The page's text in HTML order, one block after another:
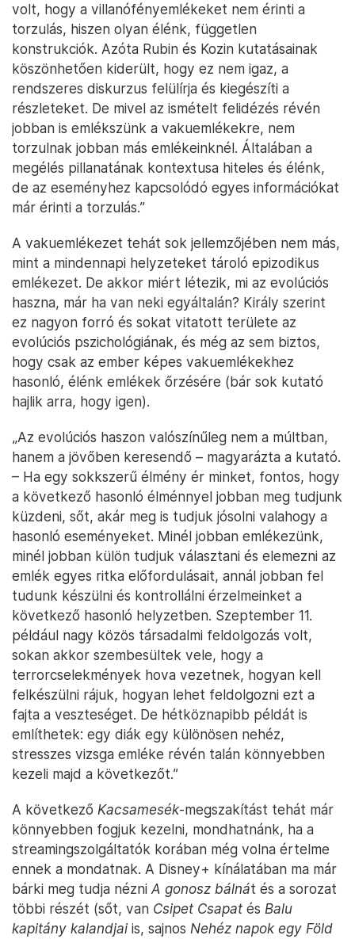
volt, hogy a villanófényemlékeket nem érinti a
torzulás, hiszen olyan élénk, független
konstrukciók. Azóta Rubin és Kozin kutatásainak
köszönhetően kiderült, hogy ez nem igaz, a
rendszeres diskurzus felülírja és kiegészíti a
részleteket. De mivel az ismételt felidézés révén
jobban is emlékszünk a vakuemlékekre, nem
torzulnak jobban más emlékeinknél. Általában a
megélés pillanatának kontextusa hiteles és élénk,
de az eseményhez kapcsolódó egyes információkat
már érinti a torzulás.”
A vakuemlékezet tehát sok jellemzőjében nem más,
mint a mindennapi helyzeteket tároló epizodikus
emlékezet. De akkor miért létezik, mi az evolúciós
haszna, már ha van neki egyáltalán? Király szerint
ez nagyon forró és sokat vitatott területe az
evolúciós pszichológiának, és még az sem biztos,
hogy csak az ember képes vakuemlékekhez
hasonló, élénk emlékek őrzésére (bár sok kutató
hajlik arra, hogy igen).
„Az evolúciós haszon valószínűleg nem a múltban,
hanem a jövőben keresendő – magyarázta a kutató.
– Ha egy sokkszerű élmény ér minket, fontos, hogy
a következő hasonló élménnyel jobban meg tudjunk
küzdeni, sőt, akár meg is tudjuk jósolni valahogy a
hasonló eseményeket. Minél jobban emlékezünk,
minél jobban külön tudjuk választani és elemezni az
emlék egyes ritka előfordulásait, annál jobban fel
tudunk készülni és kontrollálni érzelmeinket a
következő hasonló helyzetben. Szeptember 11.
például nagy közös társadalmi feldolgozás volt,
sokan akkor szembesültek vele, hogy a
terrorcselekmények hova vezetnek, hogyan kell
felkészülni rájuk, hogyan lehet feldolgozni ezt a
fajta a veszteséget. De hétköznapibb példát is
említhetek: egy diák egy különösen nehéz,
stresszes vizsga emléke révén talán könnyebben
kezeli majd a következőt.”
A következő Kacsamesék-megszakítást tehát már
könnyebben fogjuk kezelni, mondhatnánk, ha a
streamingszolgáltatók korában még volna értelme
ennek a mondatnak. A Disney+ kínálatában ma már
bárki meg tudja nézni A gonosz bálnát és a sorozat
többi részét (sőt, van Csipet Csapat és Balu
kapitány kalandjaiis, sajnos Nehéz napok egy Föld